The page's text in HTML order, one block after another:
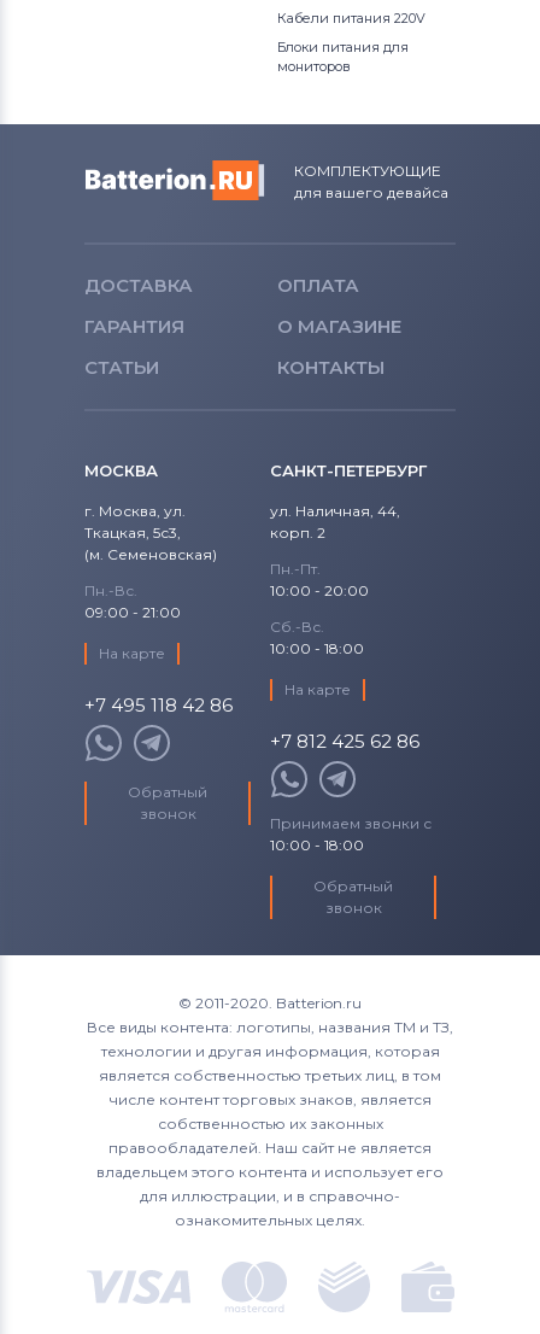
Кабели питания 220V
Блоки питания для
мониторов
КОМПЛЕКТУЮЩИЕ
для вашего девайса
ДОСТАВКА
ОПЛАТА
ГАРАНТИЯ
О МАГАЗИНЕ
СТАТЬИ
КОНТАКТЫ
МОСКВА
г. Москва, ул.
Ткацкая, 5с3,
(м. Семеновская)
Пн.-Вс.
09:00 - 21:00
На карте
+7 495 118 42 86
Обратный
звонок
САНКТ-ПЕТЕРБУРГ
ул. Наличная, 44,
корп. 2
Пн.-Пт.
10:00 - 20:00
Сб.-Вс.
10:00 - 18:00
На карте
+7 812 425 62 86
Принимаем звонки с
10:00 - 18:00
Обратный
звонок
© 2011-2020. Batterion.ru
Все виды контента: логотипы, названия ТМ и ТЗ,
технологии и другая информация, которая
является собственностью третьих лиц, в том
числе контент торговых знаков, является
собственностью их законных
правообладателей. Наш сайт не является
владельцем этого контента и использует его
для иллюстрации, и в справочно-
ознакомительных целях.